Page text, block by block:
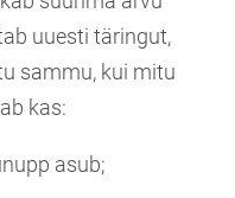
uuesti täringut,
sammu, kui mitu
kas:
asub;